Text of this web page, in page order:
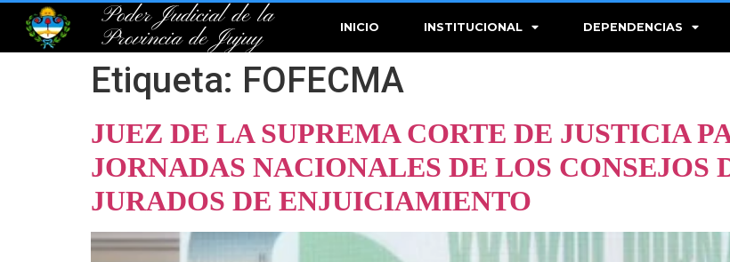
Poder Judicial de la
Provincia de Jujuy
INICIO INSTITUCIONAL DEPENDENCIAS
Etiqueta: FOFECMA
JUEZ DE LA SUPREMA CORTE DE JUSTICIA
JORNADAS NACIONALES DE LOS CONSEJOS
JURADOS DE ENJUICIAMIENTO